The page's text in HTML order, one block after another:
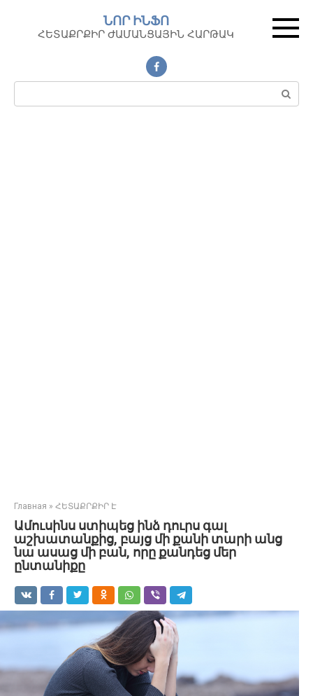
контенту
ՆՈՐ ԻՆՖՈ
ՀԵՏԱՔՐՔԻՐ ԺԱՄԱՆՑԱՅԻՆ ՀԱՐԹԱԿ
Поиск:
Главная » ՀԵՏԱՔՐՔԻՐ Է
Ամուսինս ստիպեց ինձ դուրս գալ
աշխատանքից, բայց մի քանի տարի անց
նա ասաց մի բան, որը քանդեց մեր
ընտանիքը